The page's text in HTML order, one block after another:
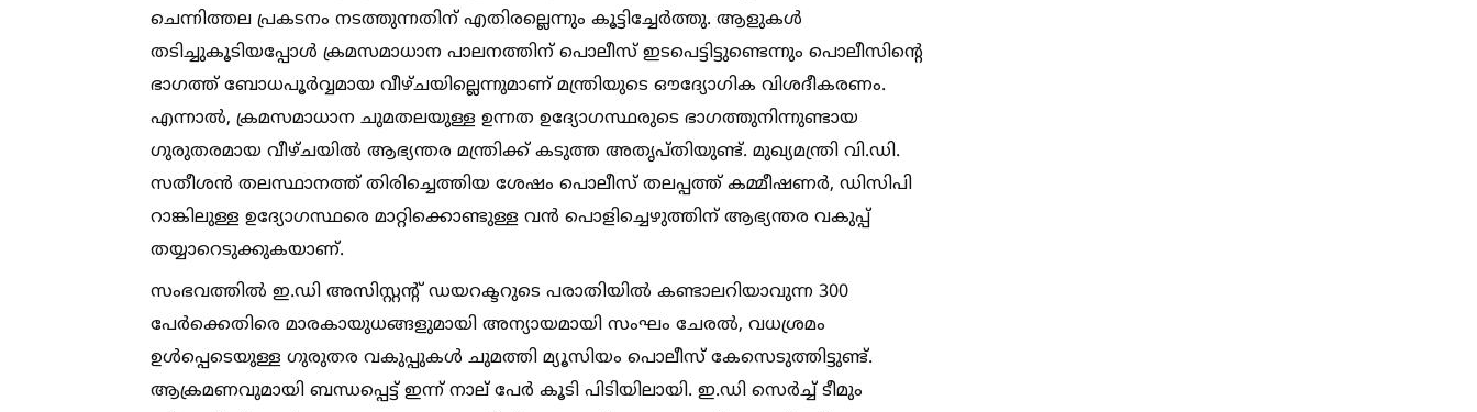
ചെന്നിത്തല പ്രകടനം നടത്തുന്നതിന് എതിരല്ലെന്നും കൂട്ടിച്ചേര്‍ത്തു. ആളുകള്‍
തടിച്ചുകൂടിയപ്പോള്‍ ക്രമസമാധാന പാലനത്തിന് പൊലീസ് ഇടപെട്ടിട്ടുണ്ടെന്നും പൊലീസിന്റെ
ഭാഗത്ത് ബോധപൂര്‍വ്വമായ വീഴ്ചയില്ലെന്നുമാണ് മന്ത്രിയുടെ ഔദ്യോഗിക വിശദീകരണം.
എന്നാല്‍, ക്രമസമാധാന ചുമതലയുള്ള ഉന്നത ഉദ്യോഗസ്ഥരുടെ ഭാഗത്തുനിന്നുണ്ടായ
ഗുരുതരമായ വീഴ്ചയില്‍ ആഭ്യന്തര മന്ത്രിക്ക് കടുത്ത അതൃപ്തിയുണ്ട്. മുഖ്യമന്ത്രി വി.ഡി.
സതീശന്‍ തലസ്ഥാനത്ത് തിരിച്ചെത്തിയ ശേഷം പൊലീസ് തലപ്പത്ത് കമ്മീഷണര്‍, ഡിസിപി
റാങ്കിലുള്ള ഉദ്യോഗസ്ഥരെ മാറ്റിക്കൊണ്ടുള്ള വന്‍ പൊളിച്ചെഴുത്തിന് ആഭ്യന്തര വകുപ്പ്
തയ്യാറെടുക്കുകയാണ്.
സംഭവത്തില്‍ ഇ.ഡി അസിസ്റ്റന്റ് ഡയറക്ടറുടെ പരാതിയില്‍ കണ്ടാലറിയാവുന്ന 300
പേര്‍ക്കെതിരെ മാരകായുധങ്ങളുമായി അന്യായമായി സംഘം ചേരല്‍, വധശ്രമം
ഉള്‍പ്പെടെയുള്ള ഗുരുതര വകുപ്പുകള്‍ ചുമത്തി മ്യൂസിയം പൊലീസ് കേസെടുത്തിട്ടുണ്ട്.
ആക്രമണവുമായി ബന്ധപ്പെട്ട് ഇന്ന് നാല് പേര്‍ കൂടി പിടിയിലായി. ഇ.ഡി സെര്‍ച്ച്‌ ടീമും